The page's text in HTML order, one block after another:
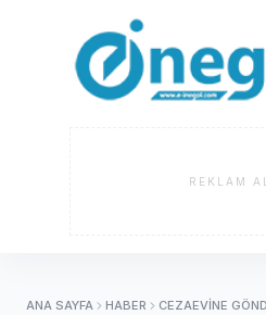
REKLAM
ANA SAYFA HABER CEZAEVINE